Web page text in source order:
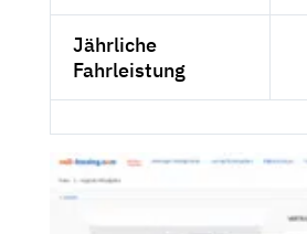
Jährliche
Fahrleistung